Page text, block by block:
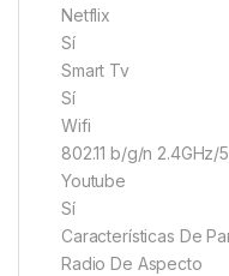
Netflix
Sí
Smart Tv
Sí
Wifi
802.11 b/g/n 2.4GHz/
Youtube
Sí
Características De
Radio De Aspecto